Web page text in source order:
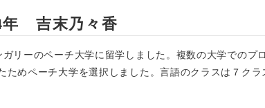
年 吉末乃々香
リーのペーチ大学に留学しました。複数の大学でのプ
ためペーチ大学を選択しました。言語のクラスは７ク